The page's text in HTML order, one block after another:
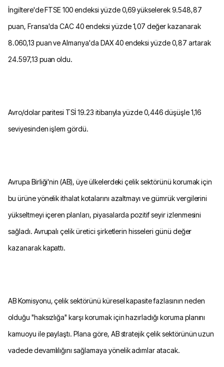
İngiltere'de FTSE 100 endeksi yüzde 0,69 yükselerek 9.548,87
puan, Fransa'da CAC 40 endeksi yüzde 1,07 değer kazanarak
8.060,13 puan ve Almanya'da DAX 40 endeksi yüzde 0,87 artarak
24.597,13 puan oldu.
Avro/dolar paritesi TSİ 19.23 itibarıyla yüzde 0,446 düşüşle 1,16
seviyesinden işlem gördü.
Avrupa Birliği'nin (AB), üye ülkelerdeki çelik sektörünü korumak için
bu ürüne yönelik ithalat kotalarını azaltmayı ve gümrük vergilerini
yükseltmeyi içeren planları, piyasalarda pozitif seyir izlenmesini
sağladı. Avrupalı çelik üretici şirketlerin hisseleri günü değer
kazanarak kapattı.
AB Komisyonu, çelik sektörünü küresel kapasite fazlasının neden
olduğu "haksızlığa" karşı korumak için hazırladığı koruma planını
kamuoyu ile paylaştı. Plana göre, AB stratejik çelik sektörünün uzun
vadede devamlılığını sağlamaya yönelik adımlar atacak.